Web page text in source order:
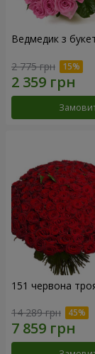
Ведмедик з
2 775 грн
151 червона
14 289 грн